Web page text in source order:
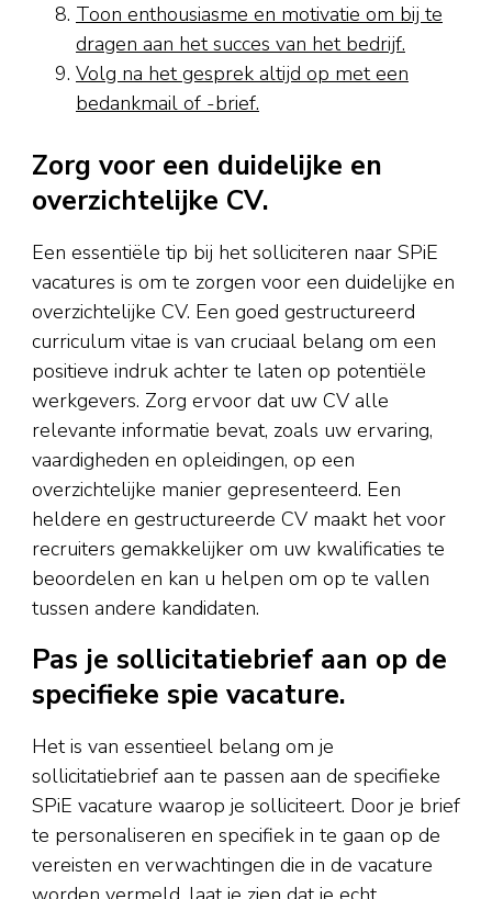
Toon enthousiasme en motivatie om bij te
dragen aan het succes van het bedrijf.
Volg na het gesprek altijd op met een
bedankmail of -brief.
Zorg voor een duidelijke en
overzichtelijke CV.
Een essentiële tip bij het solliciteren naar SPiE
vacatures is om te zorgen voor een duidelijke en
overzichtelijke CV. Een goed gestructureerd
curriculum vitae is van cruciaal belang om een
positieve indruk achter te laten op potentiële
werkgevers. Zorg ervoor dat uw CV alle
relevante informatie bevat, zoals uw ervaring,
vaardigheden en opleidingen, op een
overzichtelijke manier gepresenteerd. Een
heldere en gestructureerde CV maakt het voor
recruiters gemakkelijker om uw kwalificaties te
beoordelen en kan u helpen om op te vallen
tussen andere kandidaten.
Pas je sollicitatiebrief aan op de
specifieke spie vacature.
Het is van essentieel belang om je
sollicitatiebrief aan te passen aan de specifieke
SPiE vacature waarop je solliciteert. Door je brief
te personaliseren en specifiek in te gaan op de
vereisten en verwachtingen die in de vacature